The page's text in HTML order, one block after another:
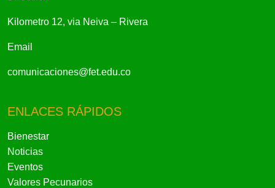
Kilometro 12, via Neiva – Rivera
Email
comunicaciones@fet.edu.co
ENLACES RÁPIDOS
Bienestar
Noticias
Eventos
Valores Pecunarios